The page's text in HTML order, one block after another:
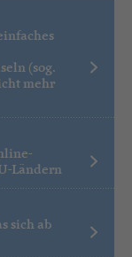
(sog.
mehr
Ländern
sich ab